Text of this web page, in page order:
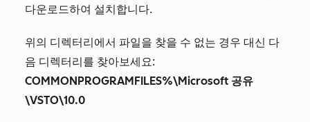
다운로드하여 설치합니다.
위의 디렉터리에서 파일을 찾을 수 없는 경우 대신 다
음 디렉터리를 찾아보세요:
COMMONPROGRAMFILES%\Microsoft 공유
\VSTO\10.0